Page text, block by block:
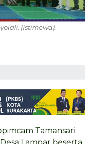
(Istimewa).
Tamansari
Lampar beserta